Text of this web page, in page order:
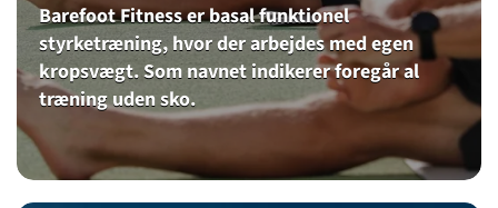
Barefoot Fitness er basal funktionel
styrketræning, hvor der arbejdes med egen
kropsvægt. Som navnet indikerer foregår al
træning uden sko.